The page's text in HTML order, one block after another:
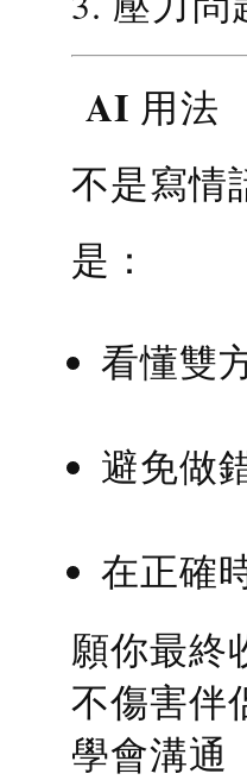
AI 用法
不是寫情
是：
看懂雙
避免做
在正確
願你最終
不傷害伴
學會溝通